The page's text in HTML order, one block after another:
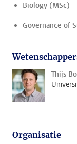
Biology (MSc)
Governance of
Thijs
Organisatie